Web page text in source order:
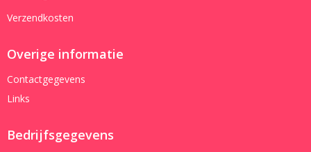
Verzendkosten
Overige informatie
Contactgegevens
Links
Bedrijfsgegevens